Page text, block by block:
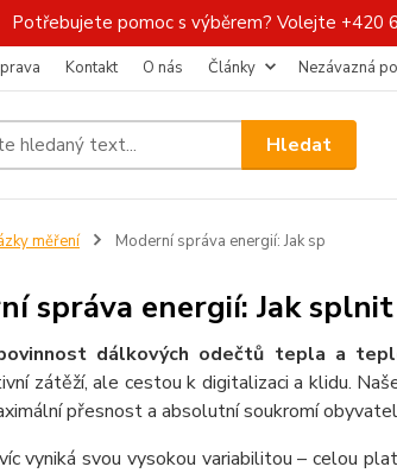
Potřebujete pomoc s výběrem? Volejte +420
Kontakt O nás Články Nezávazná
Hledat
měření Moderní správa energií: Jak sp
správa energií: Jak
dálkových odečtů tepla a
zátěží, ale cestou k digitalizaci a klidu.
přesnost a absolutní soukromí
vyniká svou vysokou variabilitou – celou